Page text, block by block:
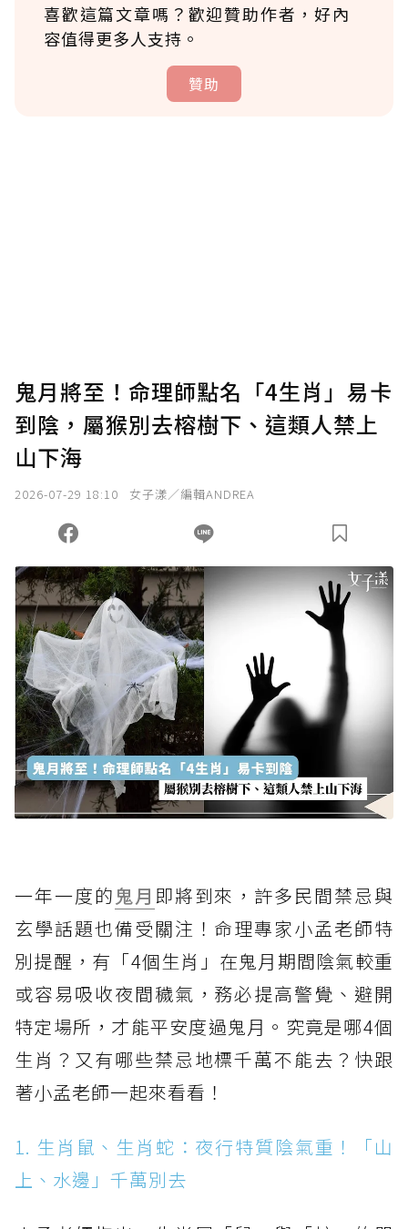
喜歡這篇文章嗎？歡迎贊助作者，好內
容值得更多人支持。
贊助
確認送出
您當前剩餘 U 利點數：0點；前往 購買點數
鬼月將至！命理師點名「4生肖」易卡
到陰，屬猴別去榕樹下、這類人禁上
山下海
2026-07-29 18:10 女子漾／編輯ANDREA
一年一度的 鬼月 即將到來，許多民間禁忌與
玄學話題也備受關注！命理專家小孟老師特
別提醒，有「4個生肖」在鬼月期間陰氣較重
或容易吸收夜間穢氣，務必提高警覺、避開
特定場所，才能平安度過鬼月。究竟是哪4個
生肖？又有哪些禁忌地標千萬不能去？快跟
著小孟老師一起來看看！
1. 生肖鼠、生肖蛇：夜行特質陰氣重！「山
上、水邊」千萬別去